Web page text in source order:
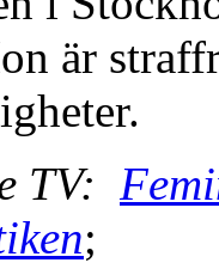
är
TV:
;